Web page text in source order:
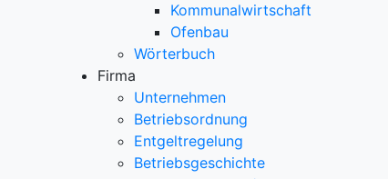
Kommunalwirtschaft
Ofenbau
Wörterbuch
Firma
Unternehmen
Betriebsordnung
Entgeltregelung
Betriebsgeschichte